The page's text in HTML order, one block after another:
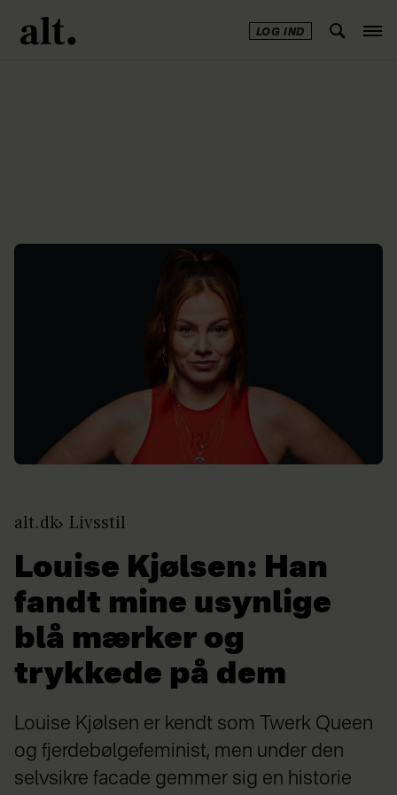
LOG IND
alt.dk Livsstil
Louise Kjølsen: Han
fandt mine usynlige
blå mærker og
trykkede på dem
Louise Kjølsen er kendt som Twerk Queen
og fjerdebølgefeminist, men under den
selvsikre facade gemmer sig en historie